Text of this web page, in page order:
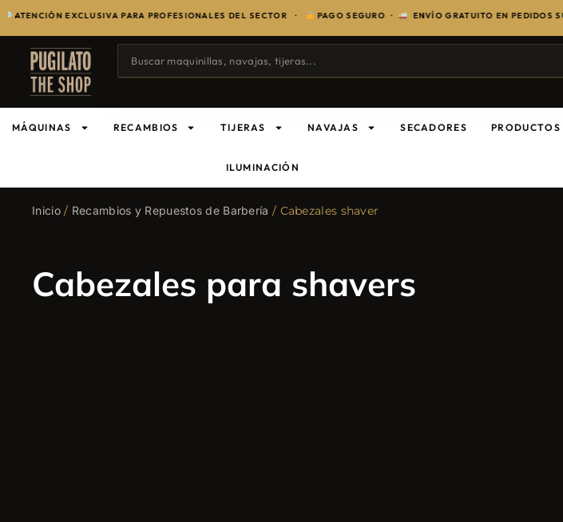
EXCLUSIVA PARA PROFESIONALES DEL SECTOR · PAGO SEGURO · ENVÍO GRATUITO EN PEDIDOS
MÁQUINAS RECAMBIOS TIJERAS NAVAJAS SECADORES
ILUMINACIÓN
Inicio/ Recambios y Repuestos de Barbería / Cabezales shaver
Cabezales para shavers